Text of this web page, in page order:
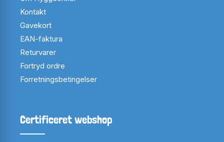
Kontakt
Gavekort
EAN-faktura
Returvarer
Fortryd ordre
Forretningsbetingelser
Certificeret webshop